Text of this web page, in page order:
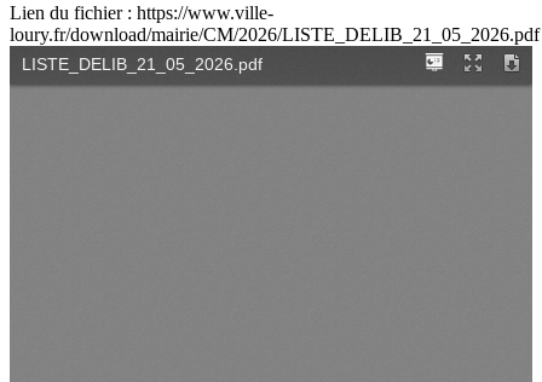
Lien du fichier : https://www.ville-
loury.fr/download/mairie/CM/2026/LISTE_DELIB_21_05_2026.pdf